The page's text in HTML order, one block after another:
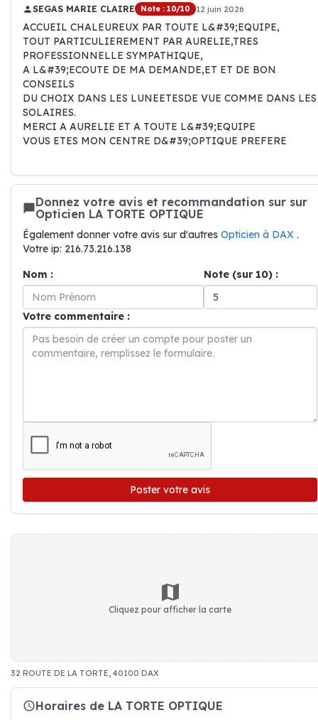
SEGAS MARIE CLAIRE Note : 10/10 12 juin 2026
ACCUEIL CHALEUREUX PAR TOUTE L&#39;EQUIPE,
TOUT PARTICULIEREMENT PAR AURELIE,TRES
PROFESSIONNELLE SYMPATHIQUE,
A L&#39;ECOUTE DE MA DEMANDE,ET ET DE BON
CONSEILS
DU CHOIX DANS LES LUNEETESDE VUE COMME DANS LES
SOLAIRES.
MERCI A AURELIE ET A TOUTE L&#39;EQUIPE
VOUS ETES MON CENTRE D&#39;OPTIQUE PREFERE
Donnez votre avis et recommandation sur sur
Opticien LA TORTE OPTIQUE
Également donner votre avis sur d'autres Opticien à DAX .
Votre ip: 216.73.216.138
Nom :
Note (sur 10) :
Votre commentaire :
Poster votre avis
Cliquez pour afficher la carte
32 ROUTE DE LA TORTE, 40100 DAX
Horaires de LA TORTE OPTIQUE